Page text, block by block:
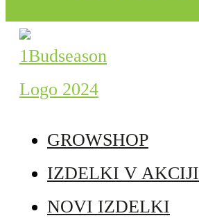
GROWSHOP
IZDELKI V AKCIJI
NOVI IZDELKI